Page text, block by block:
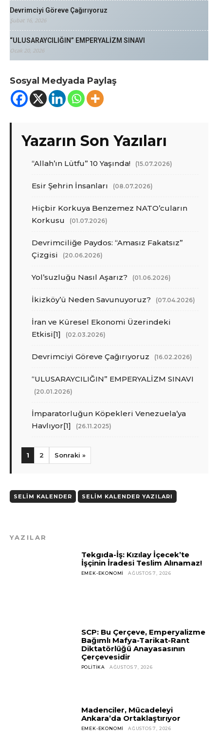
Devrimciyi Göreve Çağırıyoruz
Şubat 16, 2026
“ULUSARAYCILIĞIN” EMPERYALİZM SINAVI
Ocak 20, 2026
Sosyal Medyada Paylaş
Yazarın Son Yazıları
“Allah’ın Lütfu” 10 Yaşında! (15.07.2026)
Esir Şehrin İnsanları (08.07.2026)
Hiçbir Korkuya Benzemez NATO’cuların
Korkusu
(01.07.2026)
Devrimciliğe Paydos: “Amasız Fakatsız”
Çizgisi
(20.06.2026)
Yol’suzluğu Nasıl Aşarız? (01.06.2026)
İkizköy’ü Neden Savunuyoruz? (07.04.2026)
İran ve Küresel Ekonomi Üzerindeki
Etkisi[1]
(02.03.2026)
Devrimciyi Göreve Çağırıyoruz (16.02.2026)
“ULUSARAYCILIĞIN” EMPERYALİZM SINAVI
(20.01.2026)
İmparatorluğun Köpekleri Venezuela’ya
Havlıyor[1]
(26.11.2025)
1 2 Sonraki »
SELIM KALENDER SELIM KALENDER YAZILARI
YAZILAR
Tekgıda-İş: Kızılay İçecek’te
İşçinin İradesi Teslim Alınamaz!
EMEK-EKONOMI AĞUSTOS 7, 2026
SCP: Bu Çerçeve, Emperyalizme
Bağımlı Mafya-Tarikat-Rant
Diktatörlüğü Anayasasının
Çerçevesidir
POLITIKA AĞUSTOS 7, 2026
Madenciler, Mücadeleyi
Ankara’da Ortaklaştırıyor
EMEK-EKONOMI AĞUSTOS 7, 2026